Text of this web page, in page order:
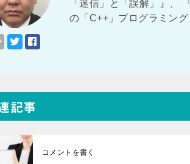
「迷信」と「誤解」』、
の「C++」プログラミン
記事
コメントを書く